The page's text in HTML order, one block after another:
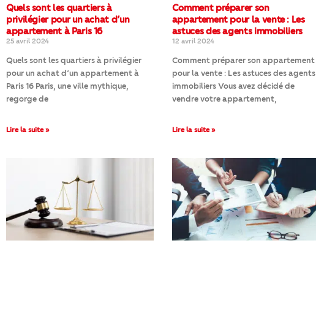
Quels sont les quartiers à
privilégier pour un achat d’un
appartement à Paris 16
25 avril 2024
Quels sont les quartiers à privilégier
pour un achat d’un appartement à
Paris 16 Paris, une ville mythique,
regorge de
Lire la suite »
Comment préparer son
appartement pour la vente : Les
astuces des agents immobiliers
12 avril 2024
Comment préparer son appartement
pour la vente : Les astuces des agents
immobiliers Vous avez décidé de
vendre votre appartement,
Lire la suite »